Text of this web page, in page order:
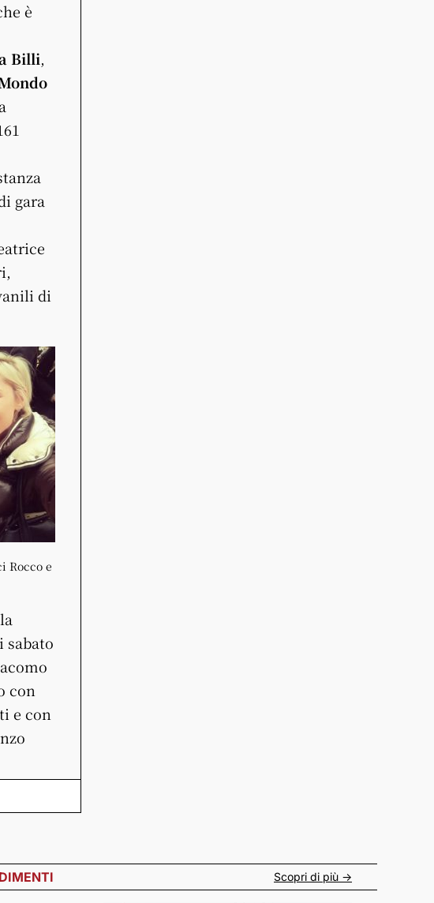
è
Billi,
gara
di
Rocco e
con
e con
Scopri di più ->